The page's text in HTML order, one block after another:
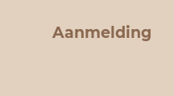
Aanmelding